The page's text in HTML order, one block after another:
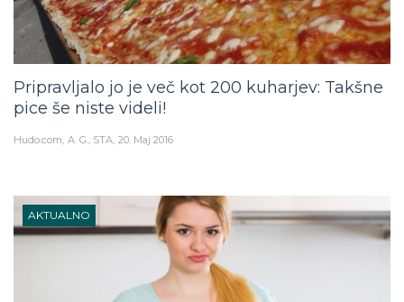
Pripravljalo jo je več kot 200 kuharjev: Takšne
pice še niste videli!
Hudo.com A. G., STA 20. Maj 2016
AKTUALNO